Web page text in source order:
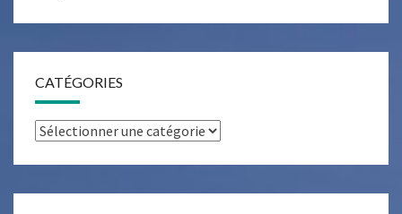
CATÉGORIES
Catégories